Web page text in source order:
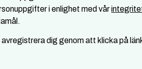
i enlighet med vår
avregistrera dig genom att klicka på